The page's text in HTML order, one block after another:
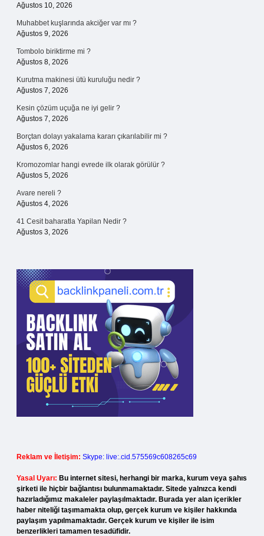
Ağustos 10, 2026
Muhabbet kuşlarında akciğer var mı ?
Ağustos 9, 2026
Tombolo biriktirme mi ?
Ağustos 8, 2026
Kurutma makinesi ütü kuruluğu nedir ?
Ağustos 7, 2026
Kesin çözüm uçuğa ne iyi gelir ?
Ağustos 7, 2026
Borçtan dolayı yakalama kararı çıkarılabilir mi ?
Ağustos 6, 2026
Kromozomlar hangi evrede ilk olarak görülür ?
Ağustos 5, 2026
Avare nereli ?
Ağustos 4, 2026
41 Cesit baharatla Yapilan Nedir ?
Ağustos 3, 2026
Reklam ve İletişim: Skype: live:.cid.575569c608265c69
Yasal Uyarı: Bu internet sitesi, herhangi bir marka, kurum veya şahıs
şirketi ile hiçbir bağlantısı bulunmamaktadır. Sitede yalnızca kendi
hazırladığımız makaleler paylaşılmaktadır. Burada yer alan içerikler
haber niteliği taşımamakta olup, gerçek kurum ve kişiler hakkında
paylaşım yapılmamaktadır. Gerçek kurum ve kişiler ile isim
benzerlikleri tamamen tesadüfidir.